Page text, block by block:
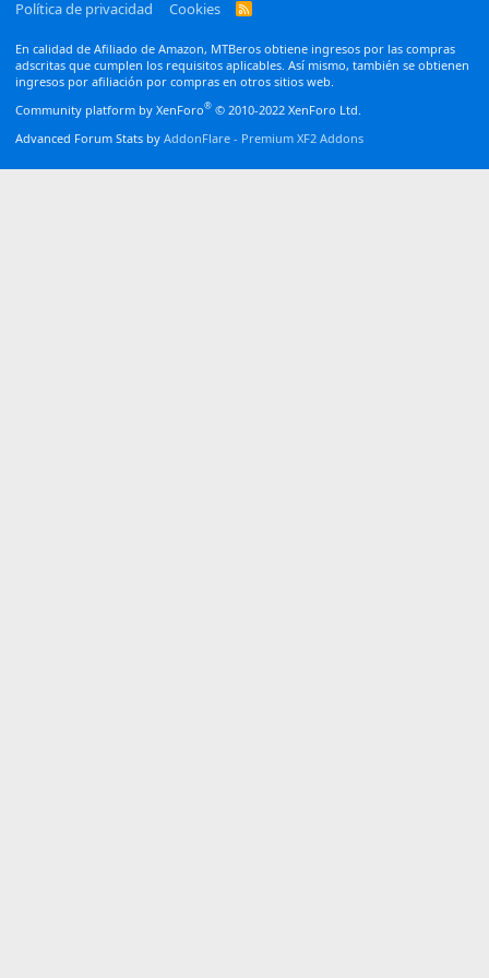
Política de privacidad
Cookies
R
En calidad de Afiliado de Amazon, MTBeros obtiene ingresos por las compras
adscritas que cumplen los requisitos aplicables. Así mismo, también se obtienen
ingresos por afiliación por compras en otros sitios web.
Community platform by XenForo® © 2010-2022 XenForo Ltd.
Advanced Forum Stats by AddonFlare - Premium XF2 Addons